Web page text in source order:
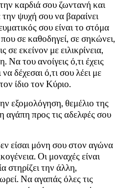
καρδιά σου ζωντανή και
ψυχή σου να βαραίνει
σου είναι το στόμα
σε καθοδηγεί, σε σηκώνει,
σε εκείνον με ειλικρίνεια,
Να του ανοίγεις ό,τι έχεις
δέχεσαι ό,τι σου λέει με
ίδιο τον Κύριο.
εξομολόγηση, θεμέλιο της
αγάπη προς τις αδελφές σου
είσαι μόνη σου στον αγώνα
Οι μοναχές είναι
στηρίζει την άλλη,
Να αγαπάς όλες τις